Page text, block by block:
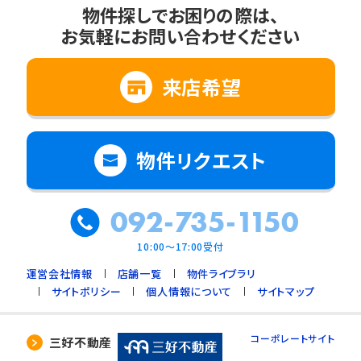
物件探しでお困りの際は、
お気軽にお問い合わせください
来店希望
物件リクエスト
092-735-1150
10:00～17:00受付
運営会社情報 店舗一覧
物件ライブラリ
サイトポリシー
個人情報について サイトマップ
三好不動産 コーポレートサイト